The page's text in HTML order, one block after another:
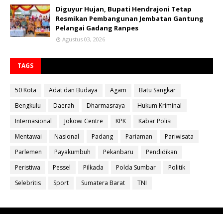
Diguyur Hujan, Bupati Hendrajoni Tetap
Resmikan Pembangunan Jembatan Gantung
Pelangai Gadang Ranpes
Agustus 03, 2026
TAGS
50 Kota Adat dan Budaya Agam
Batu Sangkar
Bengkulu
Daerah Dharmasraya
Hukum Kriminal
Internasional
Jokowi Centre KPK
Kabar Polisi
Mentawai
Nasional Padang Pariaman
Pariwisata
Parlemen
Payakumbuh Pekanbaru
Pendidikan
Peristiwa
Pessel Pilkada Polda Sumbar
Politik
Selebritis
Sport Sumatera Barat TNI